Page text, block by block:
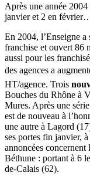
Après une année
janvier et 2 en
En 2004, l’Enseigne a
franchise et ouvert 86
aussi pour les
des agences a
HT/agence. Trois
Bouches du Rhône à
Mures. Après une
est de nouveau à
une autre à Lagord
ses portes fin janvier,
annoncées
Béthune : portant à 6
de-Calais (62).